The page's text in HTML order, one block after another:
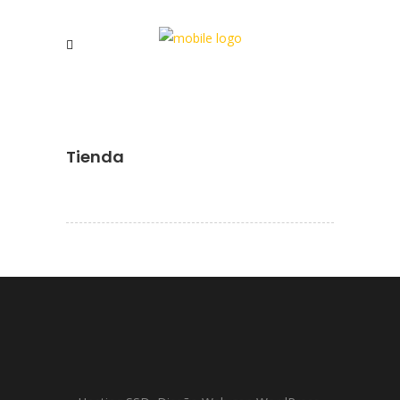
Tienda